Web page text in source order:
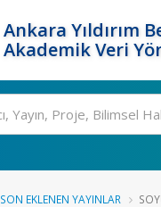
Ankara Yıldırım
Akademik Veri
SON EKLENEN YAYINLAR